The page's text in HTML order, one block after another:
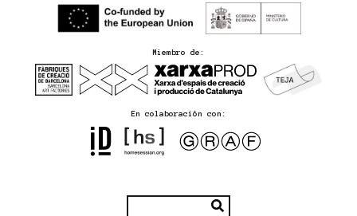
Miembro de:
En colaboración con: